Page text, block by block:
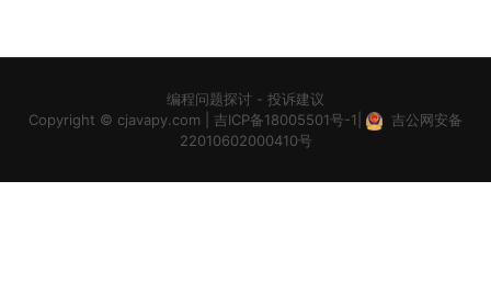
编程问题探讨 - 投诉建议
Copyright © cjavapy.com 吉ICP备18005501号-1
吉公网安备
22010602000410号